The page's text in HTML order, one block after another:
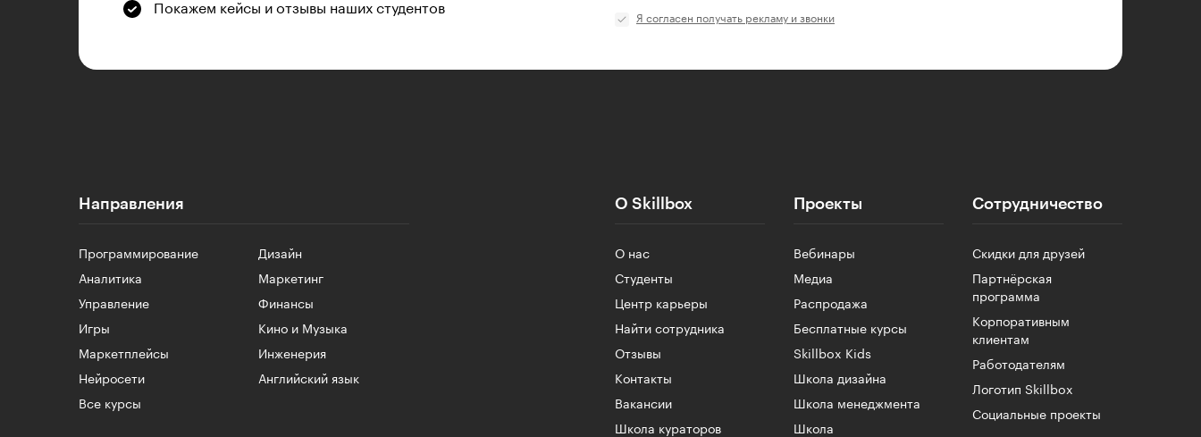
Покажем кейсы и отзывы наших студентов
Я согласен получать рекламу и звонки
Направления
Программирование
Дизайн
Аналитика
Маркетинг
Управление
Финансы
Игры
Кино и Музыка
Маркетплейсы
Инженерия
Нейросети
Английский язык
Все курсы
О Skillbox
О нас
Студенты
Центр карьеры
Найти сотрудника
Отзывы
Контакты
Вакансии
Школа кураторов
Проекты
Вебинары
Медиа
Распродажа
Бесплатные курсы
Skillbox Kids
Школа дизайна
Школа менеджмента
Школа
Сотрудничество
Скидки для друзей
Партнёрская
программа
Корпоративным
клиентам
Работодателям
Логотип Skillbox
Социальные проекты